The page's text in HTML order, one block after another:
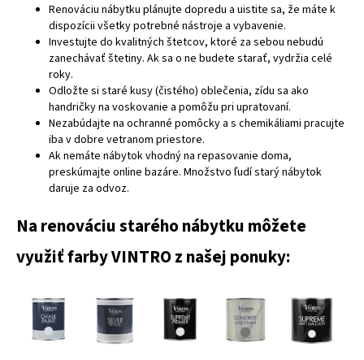
Renováciu nábytku plánujte dopredu a uistite sa, že máte k
dispozícii všetky potrebné nástroje a vybavenie.
Investujte do kvalitných štetcov, ktoré za sebou nebudú
zanechávať štetiny. Ak sa o ne budete starať, vydržia celé
roky.
Odložte si staré kusy (čistého) oblečenia, zídu sa ako
handričky na voskovanie a pomôžu pri upratovaní.
Nezabúdajte na ochranné pomôcky a s chemikáliami pracujte
iba v dobre vetranom priestore.
Ak nemáte nábytok vhodný na repasovanie doma,
preskúmajte online bazáre. Množstvo ľudí starý nábytok
daruje za odvoz.
Na renováciu starého nábytku môžete
využiť farby VINTRO z našej ponuky: